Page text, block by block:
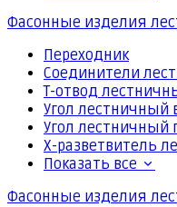
Фасонные изделия
Переходник
Соединители
Т-отвод
Угол лестничный
Угол лестничный
Х-разветвитель
Показать все
Фасонные изделия